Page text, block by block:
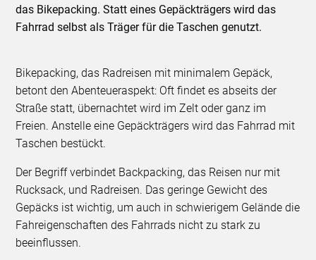
das Bikepacking. Statt eines Gepäckträgers wird das
Fahrrad selbst als Träger für die Taschen genutzt.
Bikepacking, das Radreisen mit minimalem Gepäck,
betont den Abenteueraspekt: Oft findet es abseits der
Straße statt, übernachtet wird im Zelt oder ganz im
Freien. Anstelle eine Gepäckträgers wird das Fahrrad mit
Taschen bestückt.
Der Begriff verbindet Backpacking, das Reisen nur mit
Rucksack, und Radreisen. Das geringe Gewicht des
Gepäcks ist wichtig, um auch in schwierigem Gelände die
Fahreigenschaften des Fahrrads nicht zu stark zu
beeinflussen.